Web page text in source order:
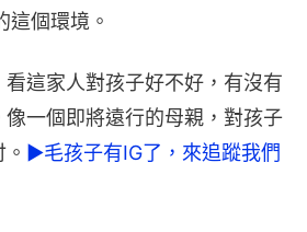
這個環境。
這家人對孩子好不好，有沒有
一個即將遠行的母親，對孩子
►毛孩子有IG了，來追蹤我們